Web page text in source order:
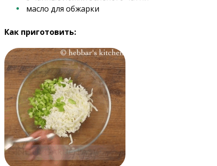
масло для обжарки
Как приготовить: